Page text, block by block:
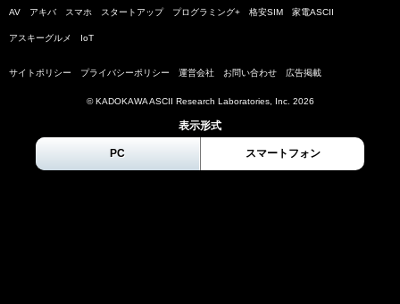
AV アキバ スマホ スタートアップ プログラミング+ 格安SIM 家電ASCII
アスキーグルメ IoT
サイトポリシー プライバシーポリシー 運営会社 お問い合わせ 広告掲載
© KADOKAWA ASCII Research Laboratories, Inc. 2026
表示形式
PC スマートフォン